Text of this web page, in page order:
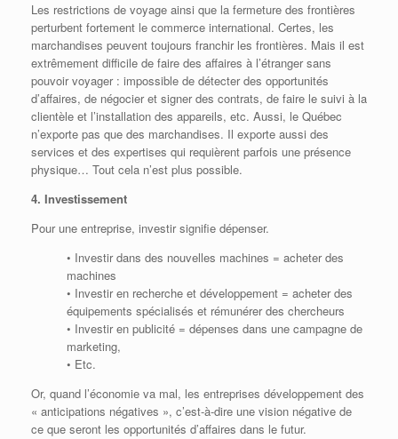
Les restrictions de voyage ainsi que la fermeture des frontières
perturbent fortement le commerce international. Certes, les
marchandises peuvent toujours franchir les frontières. Mais il est
extrêmement difficile de faire des affaires à l’étranger sans
pouvoir voyager : impossible de détecter des opportunités
d’affaires, de négocier et signer des contrats, de faire le suivi à la
clientèle et l’installation des appareils, etc. Aussi, le Québec
n’exporte pas que des marchandises. Il exporte aussi des
services et des expertises qui requièrent parfois une présence
physique… Tout cela n’est plus possible.
4. Investissement
Pour une entreprise, investir signifie dépenser.
• Investir dans des nouvelles machines = acheter des
machines
• Investir en recherche et développement = acheter des
équipements spécialisés et rémunérer des chercheurs
• Investir en publicité = dépenses dans une campagne de
marketing,
• Etc.
Or, quand l’économie va mal, les entreprises développement des
« anticipations négatives », c’est-à-dire une vision négative de
ce que seront les opportunités d’affaires dans le futur.